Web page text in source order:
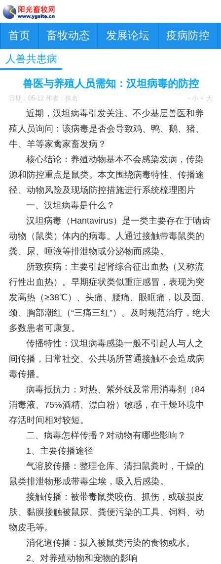
首页 畜牧动态 发展论坛 疫病防控
人兽共患病
兽医与养殖人员需知：汉坦病毒的防控
日期：05-12 作者：佚名 - 小 + 大
近期，汉坦病毒引发关注。不少基层兽医和养
殖人员询问：该病毒是否会导致鸡、鸭、鹅、猪、
牛、羊等家禽家畜发病？
核心结论：养殖动物基本不会感染发病，传染
源和防控重点是鼠类。本文围绕病毒特性、传播途
径、动物风险及现场防控措施进行系统梳理图片
一、汉坦病毒是什么？
汉坦病毒（Hantavirus）是一类主要存在于啮齿
动物（鼠类）体内的病毒。人通过接触带毒鼠类的
粪、尿、唾液等排泄物或分泌物而感染。
所致疾病：主要引起肾综合征出血热（又称流
行性出血热）。早期症状类似重症感冒，表现为突
发高热（≥38℃）、头痛、腰痛、眼眶痛，以及面、
颈、胸部潮红（“三痛三红”）。及时规范治疗，绝大
多数患者可康复。
传播特性：汉坦病毒感染一般不引起人与人之
间传播，日常社交、公共场所普通接触不会造成病
毒传播。
病毒抵抗力：对热、紫外线及常用消毒剂（84
消毒液、75%酒精、漂白粉）敏感，在干燥环境中
存活时间相对较短。
二、病毒怎样传播？对动物有哪些影响？
1、主要传播途径
气溶胶传播：整理仓库、清扫鼠粪时，干燥的
鼠类排泄物形成带毒尘埃，吸入后感染。
接触传播：被带毒鼠类咬伤、抓伤，或破损皮
肤、黏膜接触被鼠尿、粪便污染的工具、饲料、动
物皮毛等。
消化道传播：摄入被鼠类污染的食物或水。
2、对养殖动物和宠物的影响